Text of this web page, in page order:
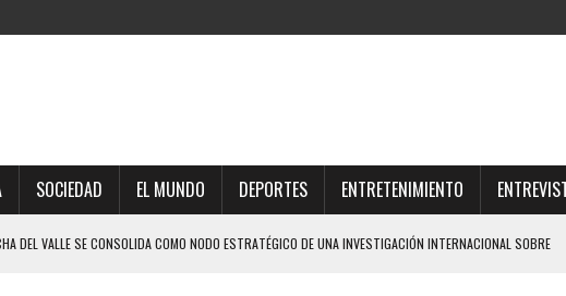
SOCIEDAD EL MUNDO DEPORTES ENTRETENIMIENTO
DEL VALLE SE CONSOLIDA COMO NODO ESTRATÉGICO DE UNA INVESTIGACIÓN INTERNACIONAL SOBRE